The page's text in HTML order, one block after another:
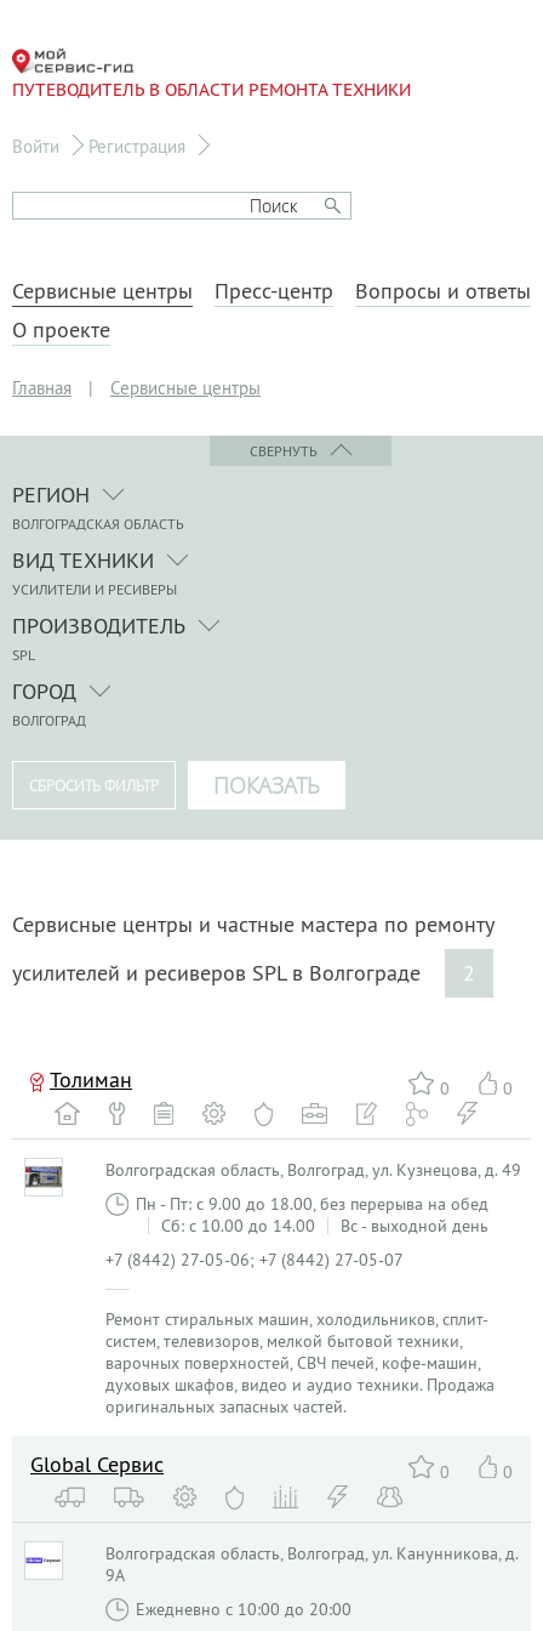
ПУТЕВОДИТЕЛЬ В ОБЛАСТИ РЕМОНТА ТЕХНИКИ
Войти Регистрация
Сервисные центры Пресс-центр
Вопросы и ответы
О проекте
Главная | Сервисные центры
СВЕРНУТЬ
РЕГИОН
ВОЛГОГРАДСКАЯ ОБЛАСТЬ
ВИД ТЕХНИКИ
УСИЛИТЕЛИ И РЕСИВЕРЫ
ПРОИЗВОДИТЕЛЬ
SPL
ГОРОД
ВОЛГОГРАД
Сервисные центры и частные мастера по ремонту
усилителей и ресиверов SPL в Волгограде
2
0 0
Толиман
Волгоградская область, Волгоград, ул. Кузнецова, д. 49
Пн - Пт: с 9.00 до 18.00, без перерыва на обед
Сб: с 10.00 до 14.00
Вс - выходной день
+7 (8442) 27-05-06; +7 (8442) 27-05-07
Ремонт стиральных машин, холодильников, сплит-
систем, телевизоров, мелкой бытовой техники,
варочных поверхностей, СВЧ печей, кофе-машин,
духовых шкафов, видео и аудио техники. Продажа
оригинальных запасных частей.
0 0
Global Сервис
Волгоградская область, Волгоград, ул. Канунникова, д.
9А
Ежедневно с 10:00 до 20:00